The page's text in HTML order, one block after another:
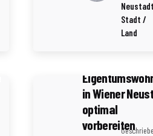
Neustadt
Stadt /
Land
4 Minuten Lesezeit
in Wiener
optimal
vorbereiten